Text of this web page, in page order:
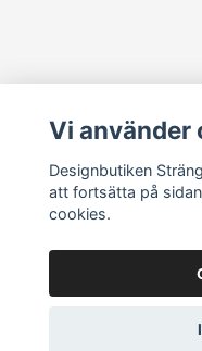
Vi använder
Designbutiken
att fortsätta på
cookies.